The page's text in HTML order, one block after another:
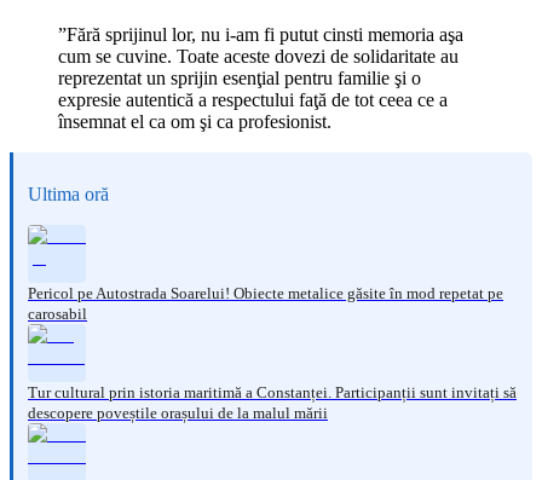
”Fără sprijinul lor, nu i-am fi putut cinsti memoria aşa
cum se cuvine. Toate aceste dovezi de solidaritate au
reprezentat un sprijin esenţial pentru familie şi o
expresie autentică a respectului faţă de tot ceea ce a
însemnat el ca om şi ca profesionist.
Ultima oră
Pericol pe Autostrada Soarelui! Obiecte metalice găsite în mod repetat pe
carosabil
Tur cultural prin istoria maritimă a Constanței. Participanții sunt invitați să
descopere poveștile orașului de la malul mării